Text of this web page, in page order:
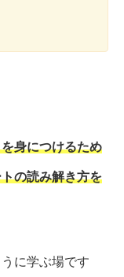
身につけるため
の読み解き方を
に学ぶ場です